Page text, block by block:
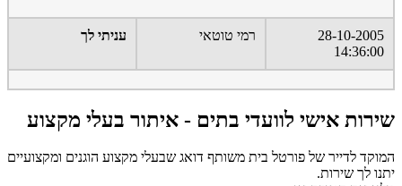
28-10-2005
14:36:00
רמי טוטאי עניתי לך
שירות אישי לוועדי בתים - איתור בעלי מקצוע
המוקד לדייר של פורטל בית משותף דואג שבעלי מקצוע הוגנים ומקצועיים
יתנו לך שירות.